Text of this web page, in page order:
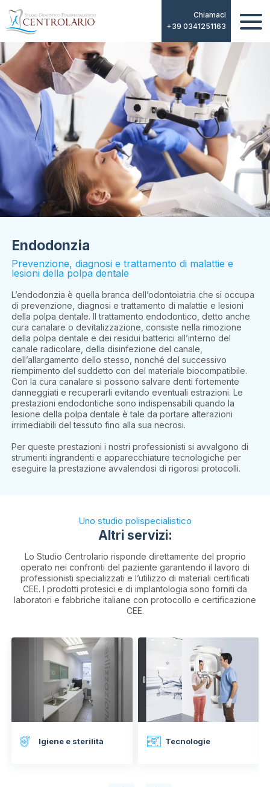
Chiamaci
+39 0341251163
Endodonzia
Prevenzione, diagnosi e trattamento di malattie e
lesioni della polpa dentale
L’endodonzia è quella branca dell’odontoiatria che si occupa
di prevenzione, diagnosi e trattamento di malattie e lesioni
della polpa dentale. Il trattamento endodontico, detto anche
cura canalare o devitalizzazione, consiste nella rimozione
della polpa dentale e dei residui batterici all’interno del
canale radicolare, della disinfezione del canale,
dell’allargamento dello stesso, nonché del successivo
riempimento del suddetto con del materiale biocompatibile.
Con la cura canalare si possono salvare denti fortemente
danneggiati e recuperarli evitando eventuali estrazioni. Le
prestazioni endodontiche sono indispensabili quando la
lesione della polpa dentale è tale da portare alterazioni
irrimediabili del tessuto fino alla sua necrosi.
Per queste prestazioni i nostri professionisti si avvalgono di
strumenti ingrandenti e apparecchiature tecnologiche per
eseguire la prestazione avvalendosi di rigorosi protocolli.
Uno studio polispecialistico
Altri servizi:
Lo Studio Centrolario risponde direttamente del proprio
operato nei confronti del paziente garantendo il lavoro di
professionisti specializzati e l’utilizzo di materiali certificati
CEE. I prodotti protesici e di implantologia sono forniti da
laboratori e fabbriche italiane con protocollo e certificazione
CEE.
Igiene e sterilità Tecnologie